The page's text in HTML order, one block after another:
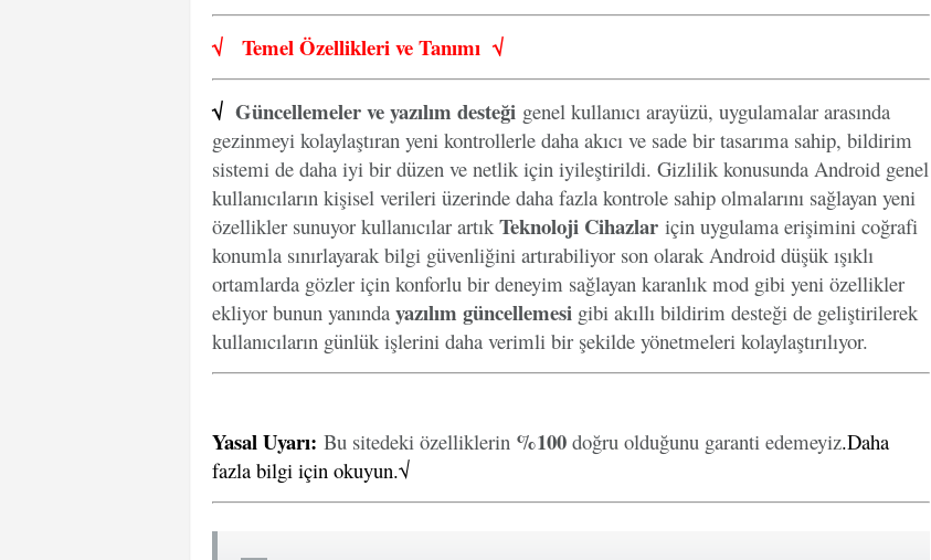
√ Temel Özellikleri veTanımı √
√ Güncellemeler ve yazılım desteği genel kullanıcı arayüzü, uygulamalar arasında
gezinmeyi kolaylaştıran yeni kontrollerle daha akıcı ve sade bir tasarıma sahip, bildirim
sistemi de daha iyi bir düzen ve netlik için iyileştirildi. Gizlilik konusunda Android genel
kullanıcıların kişisel verileri üzerinde daha fazla kontrole sahip olmalarını sağlayan yeni
özellikler sunuyor kullanıcılar artıkTeknoloji Cihazlar için uygulama erişimini coğrafi
konumla sınırlayarak bilgi güvenliğini artırabiliyor son olarak Android düşük ışıklı
ortamlarda gözler için konforlu bir deneyim sağlayan karanlık mod gibi yeni özellikler
ekliyor bunun yanında yazılım güncellemesi gibi akıllı bildirim desteği de geliştirilerek
kullanıcıların günlük işlerini daha verimli bir şekilde yönetmeleri kolaylaştırılıyor.
Yasal Uyarı: Bu sitedeki özelliklerin %100 doğru olduğunu garanti edemeyiz.Daha
fazla bilgi için okuyun.√